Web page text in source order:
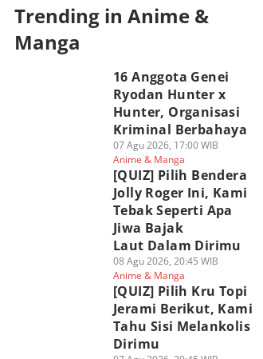
Trending in Anime &
Manga
16 Anggota Genei
Ryodan Hunter x
Hunter, Organisasi
Kriminal Berbahaya
07 Agu 2026, 17:00 WIB
Anime & Manga
[QUIZ] Pilih Bendera
Jolly Roger Ini, Kami
Tebak Seperti Apa
Jiwa Bajak
Laut Dalam Dirimu
08 Agu 2026, 20:45 WIB
Anime & Manga
[QUIZ] Pilih Kru Topi
Jerami Berikut, Kami
Tahu Sisi Melankolis
Dirimu